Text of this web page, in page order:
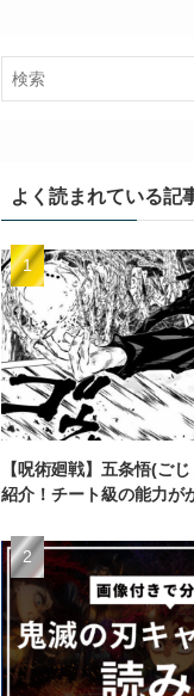
よく読まれている記
【呪術廻戦】五条悟(ご
紹介！チート級の能力が